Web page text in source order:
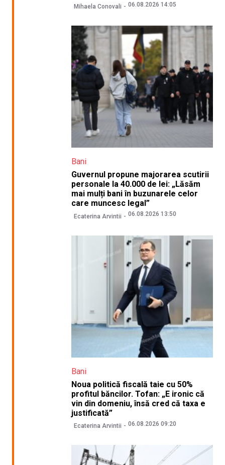
Mihaela Conovali 06.08.2026 14:05
Bani
Guvernul propune majorarea scutirii
personale la 40.000 de lei: „Lăsăm
mai mulți bani în buzunarele celor
care muncesc legal”
Ecaterina Arvintii 06.08.2026 13:50
Bani
Noua politică fiscală taie cu 50%
profitul băncilor. Tofan: „E ironic că
vin din domeniu, însă cred că taxa e
justificată”
Ecaterina Arvintii 06.08.2026 09:20